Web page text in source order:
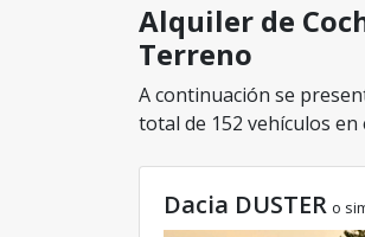
Alquiler de
Terreno
A continuación se
total de 152 vehículos
Dacia DUSTER o